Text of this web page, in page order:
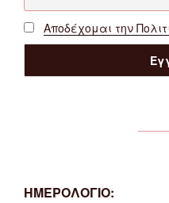
Αποδέχομαι την
ΗΜΕΡΟΛΟΓΙΟ: